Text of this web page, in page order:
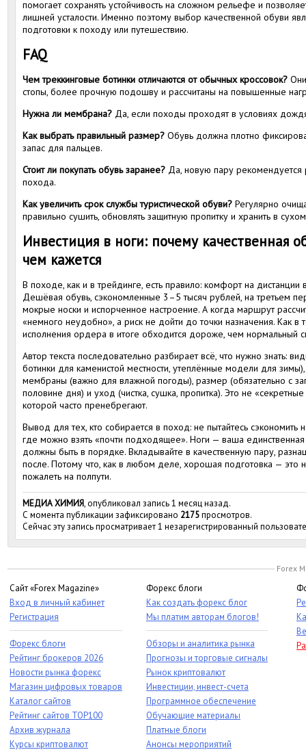
помогает сохранять устойчивость на сложном рельефе и
лишней усталости. Именно поэтому выбор качественной обуви
подготовки к походу или путешествию.
FAQ
Чем треккинговые ботинки отличаются от обычных кроссовок?
стопы, более прочную подошву и рассчитаны на повышенные
Нужна ли мембрана? Да, если походы проходят в условиях
Как выбрать правильный размер? Обувь должна плотно
запас для пальцев.
Стоит ли покупать обувь заранее? Да, новую пару рекомендуется
похода.
Как увеличить срок службы туристической обуви? Регулярно
правильно сушить, обновлять защитную пропитку и хранить в
Инвестиция в ноги: почему качественная
чем кажется
В походе, как и в трейдинге, есть правило: комфорт на
Дешёвая обувь, сэкономленные 3–5 тысяч рублей, на третьем
мокрые носки и испорченное настроение. А когда маршрут
«немного неудобно», а риск не дойти до точки назначения. Как в
исполнения ордера в итоге обходится дороже, чем нормальный
Автор текста последовательно разбирает всё, что нужно знать:
ботинки для каменистой местности, утеплённые модели для
мембраны (важно для влажной погоды), размер (обязательно с
половине дня) и уход (чистка, сушка, пропитка). Это не «секретные
которой часто пренебрегают.
Вывод для тех, кто собирается в поход: не пытайтесь сэкономить
где можно взять «почти подходящее». Ноги — ваша
должны быть в порядке. Вкладывайте в качественную пару,
после. Потому что, как в любом деле, хорошая подготовка — это
пожалеть на полпути.
МЕДИА ХИМИЯ, опубликовал запись 1 месяц назад.
С момента публикации зафиксировано 2175просмотров.
Сейчас эту запись просматривает 1 незарегистрированный
Forex
Сайт «Forex Magazine»
Вход в личный кабинет
Регистрация
Форекс блоги
Рейтинг брокеров 2026
Новости рынка форекс
Магазин цифровых товаров
Каталог сайтов
Рейтинг сайтов TOP100
Архив журнала
Курсы криптовалют
Форекс блоги
Как создать форекс блог
Мы платим авторам блогов!
Обзоры и аналитика рынка
Прогнозы и торговые сигналы
Рынок криптовалют
Инвестиции, инвест-счета
Программное обеспечение
Обучающие материалы
Платные блоги
Анонсы мероприятий